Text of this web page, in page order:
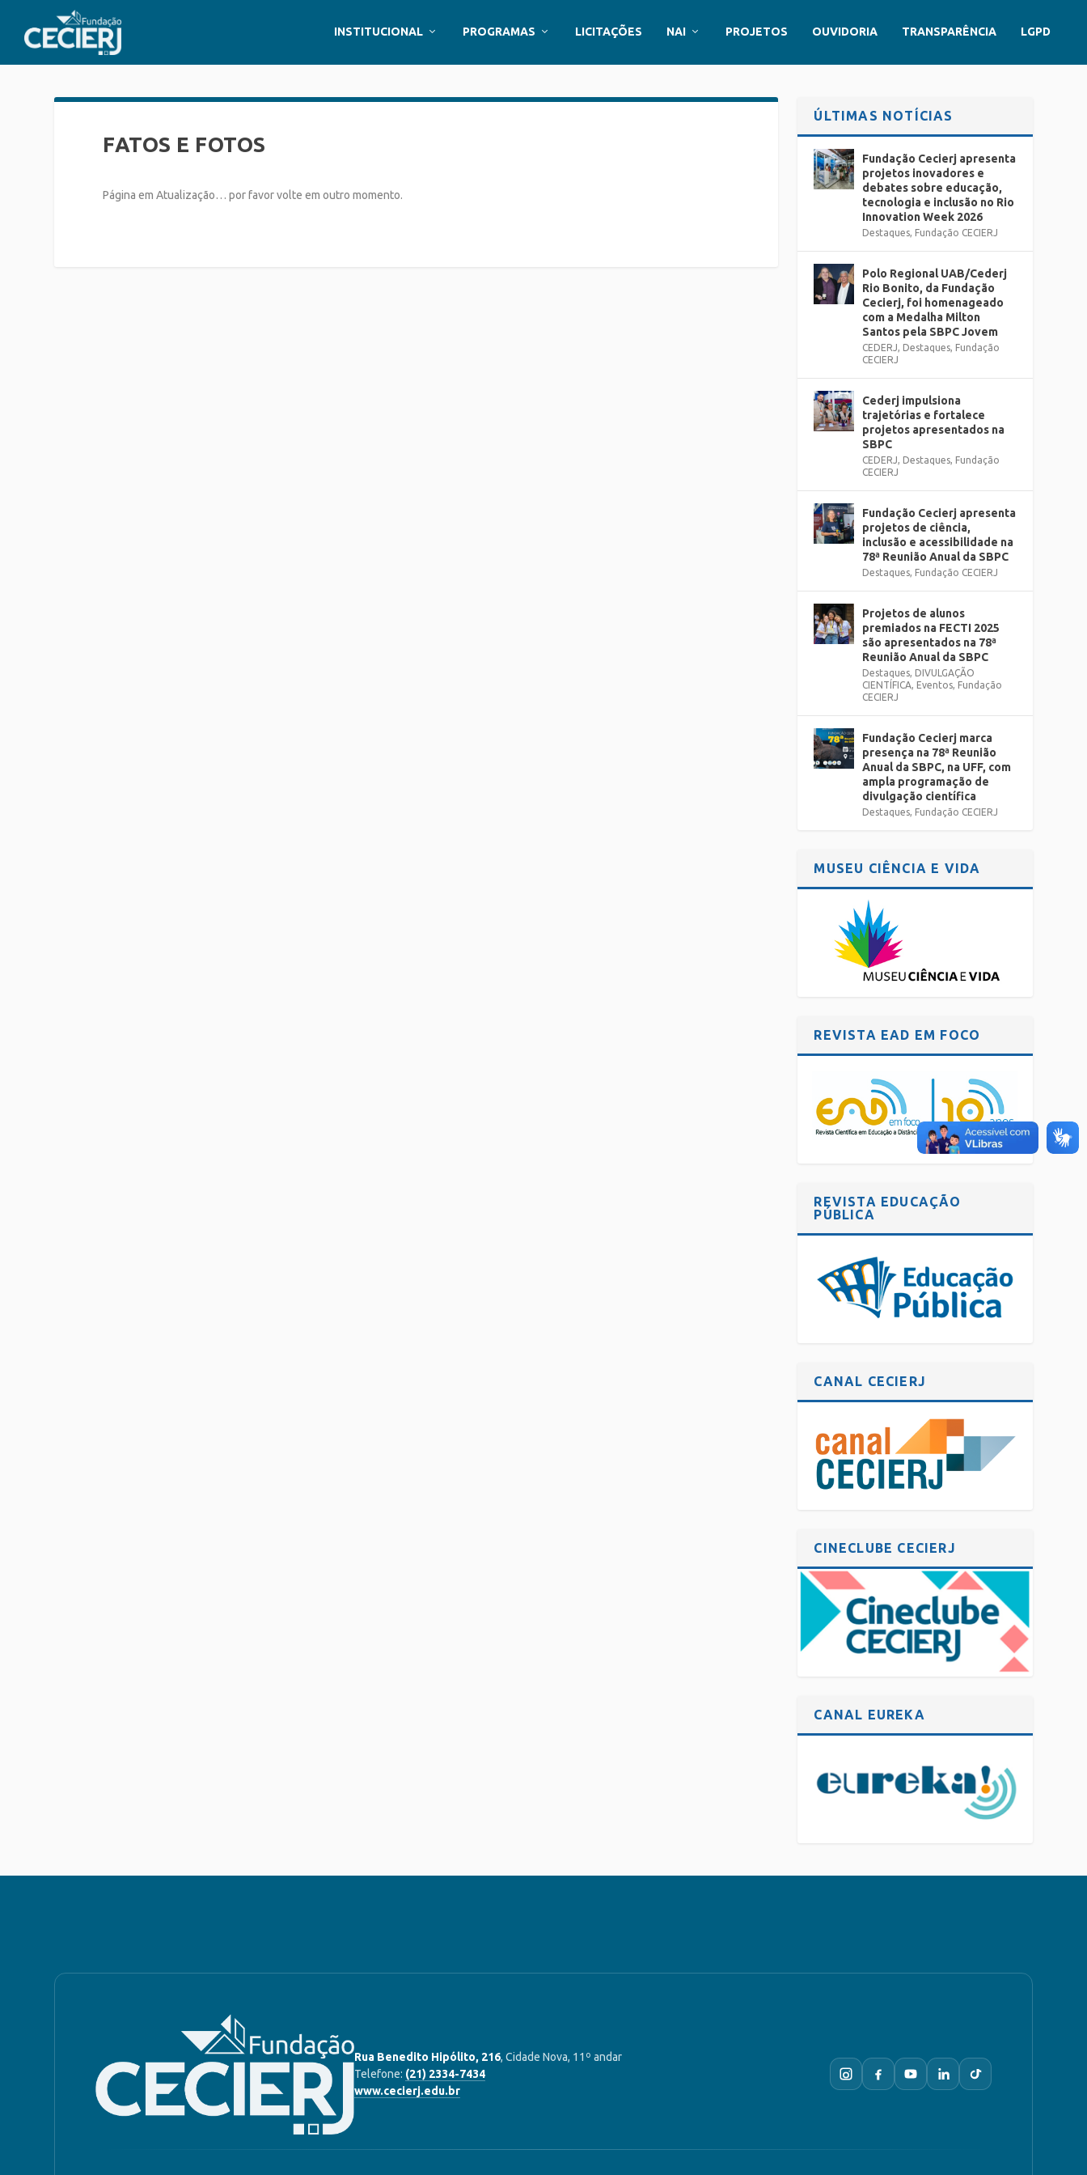
INSTITUCIONAL PROGRAMAS LICITAÇÕES NAI PROJETOS OUVIDORIA TRANSPARÊNCIA LGPD
FATOS E FOTOS
Página em Atualização… por favor volte em outro momento.
ÚLTIMAS NOTÍCIAS
Fundação Cecierj apresenta
projetos inovadores e
debates sobre educação,
tecnologia e inclusão no Rio
Innovation Week 2026
Destaques, Fundação CECIERJ
Polo Regional UAB/Cederj
Rio Bonito, da Fundação
Cecierj, foi homenageado
com a Medalha Milton
Santos pela SBPC Jovem
CEDERJ, Destaques, Fundação
CECIERJ
Cederj impulsiona
trajetórias e fortalece
projetos apresentados na
SBPC
CEDERJ, Destaques, Fundação
CECIERJ
Fundação Cecierj apresenta
projetos de ciência,
inclusão e acessibilidade na
78ª Reunião Anual da SBPC
Destaques, Fundação CECIERJ
Projetos de alunos
premiados na FECTI 2025
são apresentados na 78ª
Reunião Anual da SBPC
Destaques, DIVULGAÇÃO
CIENTÍFICA, Eventos, Fundação
CECIERJ
Fundação Cecierj marca
presença na 78ª Reunião
Anual da SBPC, na UFF, com
ampla programação de
divulgação científica
Destaques, Fundação CECIERJ
MUSEU CIÊNCIA E VIDA
REVISTA EAD EM FOCO
REVISTA EDUCAÇÃO
PÚBLICA
CANAL CECIERJ
CINECLUBE CECIERJ
CANAL EUREKA
Rua Benedito Hipólito, 216, Cidade Nova, 11º andar
Telefone: (21) 2334-7434
www.cecierj.edu.br